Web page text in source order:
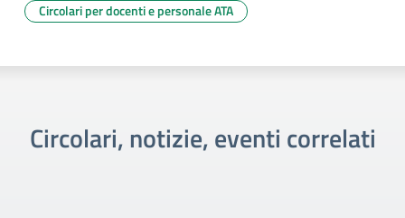
Circolari per docenti e personale ATA
Circolari, notizie, eventi correlati